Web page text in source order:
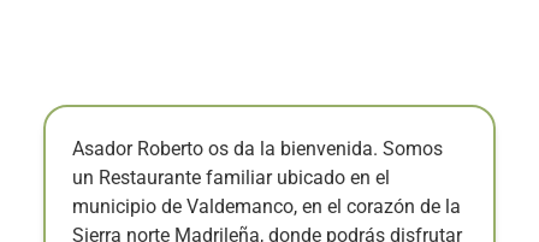
Asador Roberto os da la bienvenida. Somos
un Restaurante familiar ubicado en el
municipio de Valdemanco, en el corazón de la
Sierra norte Madrileña, donde podrás disfrutar